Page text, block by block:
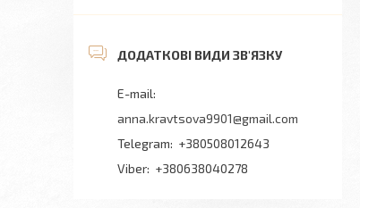
anna.kravtsova9901@gmail.com
+380508012643
+380638040278